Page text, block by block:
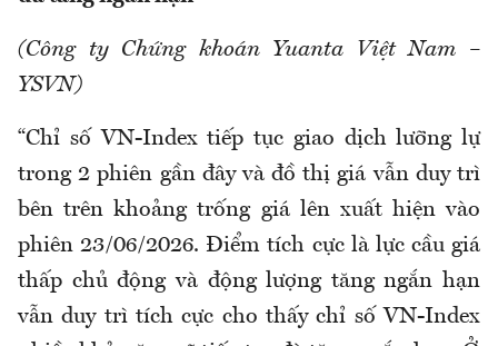
(Công ty Chứng khoán Yuanta Việt Nam –
YSVN)
“Chỉ số VN-Index tiếp tục giao dịch lưỡng lự
trong 2 phiên gần đây và đồ thị giá vẫn duy trì
bên trên khoảng trống giá lên xuất hiện vào
phiên 23/06/2026. Điểm tích cực là lực cầu giá
thấp chủ động và động lượng tăng ngắn hạn
vẫn duy trì tích cực cho thấy chỉ số VN-Index